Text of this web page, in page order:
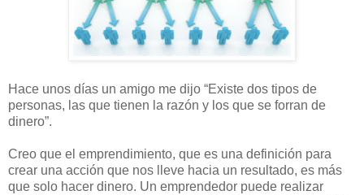
Hace unos días un amigo me dijo “Existe dos tipos de
personas, las que tienen la razón y los que se forran de
dinero”.
Creo que el emprendimiento, que es una definición para
crear una acción que nos lleve hacia un resultado, es más
que solo hacer dinero. Un emprendedor puede realizar